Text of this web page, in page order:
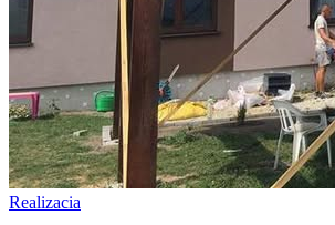
Realizacia